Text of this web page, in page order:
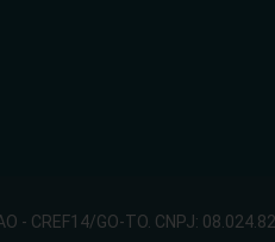
- CREF14/GO-TO. CNPJ: